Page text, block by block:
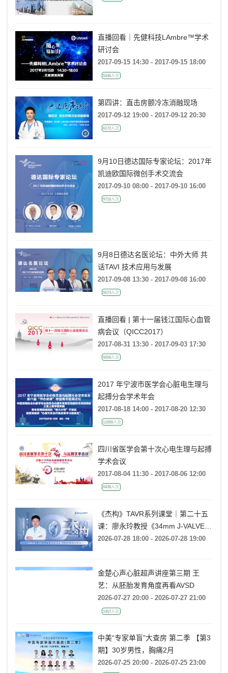
直播回看｜先健科技LAmbre™学术
研讨会
2017-09-15 14:30 - 2017-09-15 18:00
5246人次
第四讲：直击房颤冷冻消融现场
2017-09-12 19:00 - 2017-09-12 20:30
6172人次
9月10日德达国际专家论坛：2017年
凯迪欧国际微创手术交流会
2017-09-10 08:00 - 2017-09-10 16:00
9710人次
9月8日德达名医论坛：中外大师 共
话TAVI 技术应用与发展
2017-09-08 13:30 - 2017-09-08 16:00
5573人次
直播回看 | 第十一届钱江国际心血管
病会议（QICC2017）
2017-08-31 13:30 - 2017-09-03 17:30
9206人次
2017 年宁波市医学会心脏电生理与
起搏分会学术年会
2017-08-18 14:00 - 2017-08-20 12:30
11050人次
四川省医学会第十次心电生理与起搏
学术会议
2017-08-04 11:30 - 2017-08-06 12:00
8438人次
《杰构》TAVR系列课堂｜第二十五
课：廖永玲教授《34mm J-VALVE
TF 治疗超大瓣环AR的实战经验》
2026-07-28 18:00 - 2026-07-28 19:00
金楚心声心脏超声讲座第三期 王
艺：从胚胎发育角度再看AVSD
2026-07-27 20:00 - 2026-07-27 21:00
1457人次
中美“专家单盲”大查房 第二季 【第3
期】30岁男性，胸痛2月
2026-07-25 20:00 - 2026-07-25 23:00